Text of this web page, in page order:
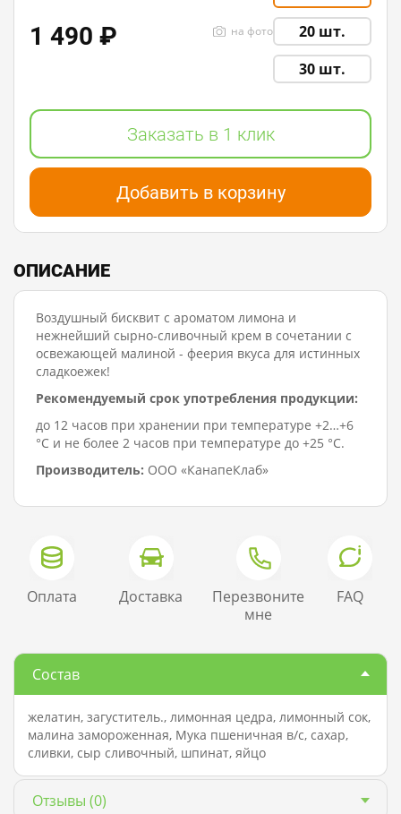
20 шт.
на фото
30 шт.
1 490 ₽
Заказать в 1 клик
Добавить в корзину
ОПИСАНИЕ
Воздушный бисквит с ароматом лимона и
нежнейший сырно-сливочный крем в сочетании с
освежающей малиной - феерия вкуса для истинных
сладкоежек!
Рекомендуемый срок употребления продукции:
до 12 часов при хранении при температуре +2…+6
°C и не более 2 часов при температуре до +25 °C.
Производитель: ООО «КанапеКлаб»
Состав
желатин, загуститель., лимонная цедра, лимонный сок,
малина замороженная, Мука пшеничная в/с, сахар,
сливки, сыр сливочный, шпинат, яйцо
Отзывы (0)
Оплата Доставка
Перезвоните
мне
FAQ